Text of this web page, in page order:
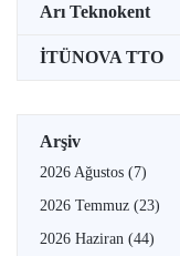
Arı Teknokent
İTÜNOVA TTO
Arşiv
2026 Ağustos (7)
2026 Temmuz (23)
2026 Haziran (44)